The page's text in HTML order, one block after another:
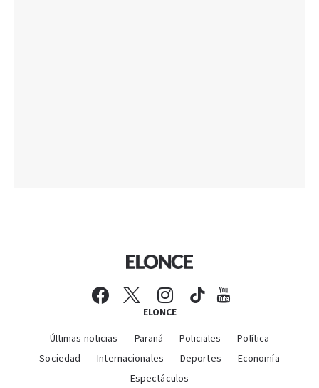
ELONCE
Últimas noticias Paraná Policiales
Política
Sociedad
Internacionales Deportes
Economía
Espectáculos